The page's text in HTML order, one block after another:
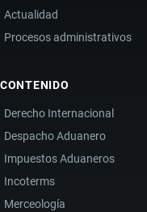
Actualidad
Procesos administrativos
CONTENIDO
Derecho Internacional
Despacho Aduanero
Impuestos Aduaneros
Incoterms
Merceología